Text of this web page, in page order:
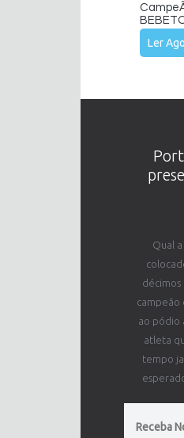
Ler
Qual
décimos
campeão
ao pódio
atleta
tempo